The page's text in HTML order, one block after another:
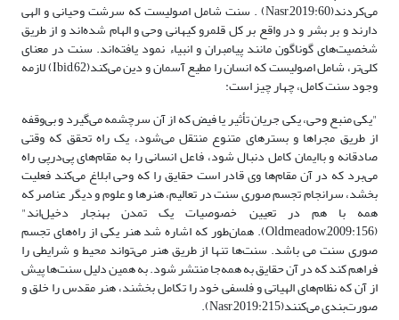
می‌کردند(Nasr,2019:60) . سنت شامل اصولیست که سرشت وحیانی و الهی
دارند و بر بشر و در واقع بر کل قلمرو کیهانی وحی و الهام شده‌اند و از طریق
شخصیت‌های گوناگون مانند پیامبران و انبیاء نمود یافته‌اند. سنت در معنای
کلی‌تر، شامل اصولیست که انسان را مطیع آسمان و دین می‌کند(Ibid,62) لازمه‌
وجود سنت کامل، چهار چیز است:
"یکی منبع وحی، یکی جریان تأثیر یا فیض که از آن سرچشمه می‌گیرد و بی‌وقفه
از طریق مجراها و بسترهای متنوع منتقل می‌شود، یک راه تحقق که وقتی
صادقانه و باایمان کامل دنبال شود، فاعل انسانی را به مقام‌های پی‌درپی راه
می‌برد که در آن مقام‌ها وی قادر است حقایق را که وحی ابلاغ می‌کند فعلیت
بخشد، سرانجام تجسم صوری سنت در تعالیم، هنرها و علوم و دیگر عناصر که
همه با هم در تعیین خصوصیات یک تمدن بهنجار دخیل‌اند"
(Oldmeadow,2009:156). همان‌طور که اشاره شد هنر یکی از راه‌های تجسم
صوری سنت می باشد. سنت‌ها تنها از طریق هنر می‌تواند محیط و شرایطی را
فراهم کند که در آن حقایق به همه‌جا منتشر شود. به همین دلیل سنت‌ها پیش
از آن که نظام‌های الهیاتی و فلسفی خود را تکامل بخشند، هنر مقدس را خلق و
صورت‌بندی می‌کنند(Nasr,2019:215).